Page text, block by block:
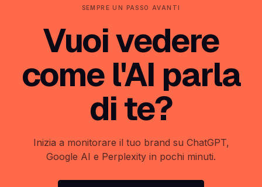
SEMPRE UN PASSO AVANTI
Vuoi vedere
come l'AI parla
di te?
Inizia a monitorare il tuo brand su ChatGPT,
Google AI e Perplexity in pochi minuti.